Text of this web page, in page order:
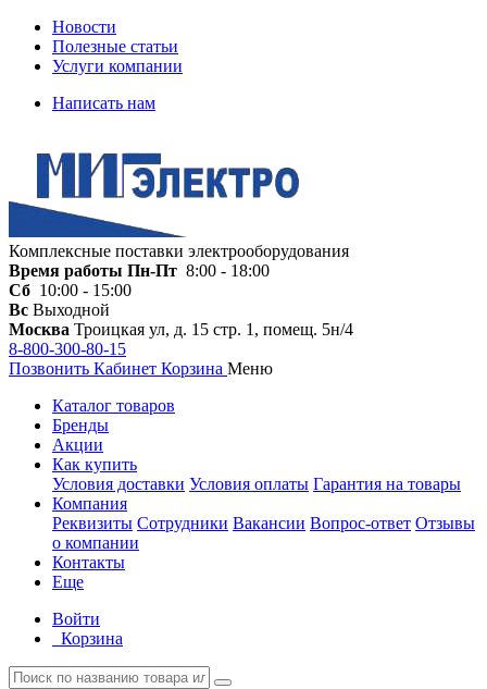
Новости
Полезные статьи
Услуги компании
Написать нам
Комплексные поставки электрооборудования
Время работы Пн-Пт 8:00 - 18:00
Сб 10:00 - 15:00
Вс Выходной
Москва Троицкая ул, д. 15 стр. 1, помещ. 5н/4
8-800-300-80-15
Позвонить Кабинет Корзина Меню
Каталог товаров
Бренды
Акции
Как купить
Условия доставки Условия оплаты Гарантия на товары
Компания
Реквизиты Сотрудники Вакансии Вопрос-ответ Отзывы
о компании
Контакты
Еще
Войти
Корзина